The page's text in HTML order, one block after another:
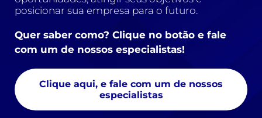
posicionar sua empresa para o futuro.
Quer saber como? Clique no botão e fale
com um de nossos especialistas!
Clique aqui, e fale com um de nossos
especialistas